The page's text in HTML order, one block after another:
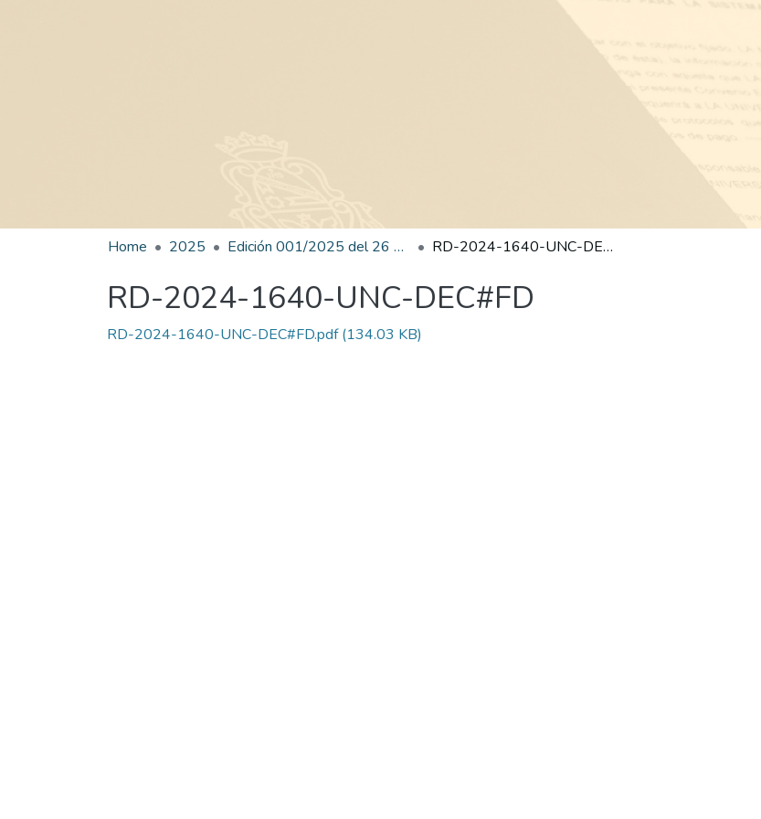
Home 2025 Edición 001/2025 del 26 de mayo de 2025 RD-2024-1640-UNC-DEC#FD
RD-2024-1640-UNC-DEC#FD
RD-2024-1640-UNC-DEC#FD.pdf(134.03 KB)